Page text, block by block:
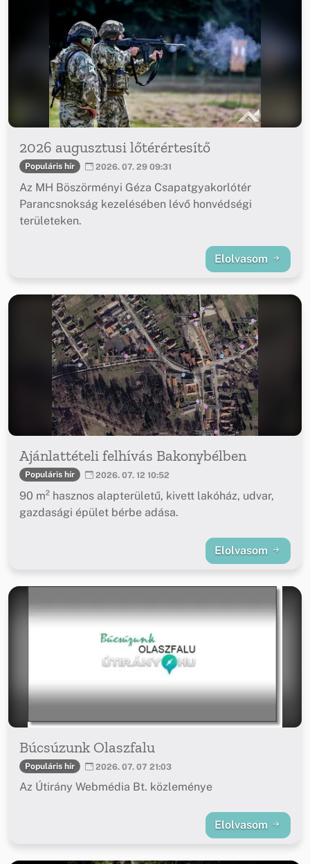
2026 augusztusi lőtérértesítő
Populáris hír 2026. 07. 29 09:31
Az MH Böszörményi Géza Csapatgyakorlótér
Parancsnokság kezelésében lévő honvédségi
területeken.
Elolvasom
Ajánlattételi felhívás Bakonybélben
Populáris hír 2026. 07. 12 10:52
90 m² hasznos alapterületű, kivett lakóház, udvar,
gazdasági épület bérbe adása.
Elolvasom
Búcsúzunk Olaszfalu
Populáris hír 2026. 07. 07 21:03
Az Útirány Webmédia Bt. közleménye
Elolvasom